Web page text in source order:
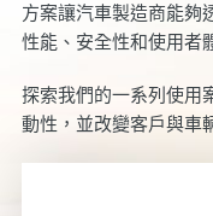
方案讓汽車製造商能夠
性能、安全性和使用者
探索我們的一系列使用
動性，並改變客戶與車